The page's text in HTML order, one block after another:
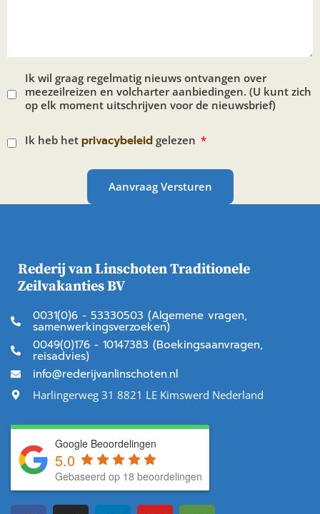
Ik wil graag regelmatig nieuws ontvangen over
meezeilreizen en volcharter aanbiedingen. (U kunt zich
op elk moment uitschrijven voor de nieuwsbrief)
Ik heb het privacybeleid gelezen
Aanvraag Versturen
Rederij van Linschoten Traditionele
Zeilvakanties BV
0031(0)6 - 53330503 (Algemene vragen,
samenwerkingsverzoeken)
0049(0)176 - 10147383 (Boekingsaanvragen,
reisadvies)
info@rederijvanlinschoten.nl
Harlingerweg 31 8821 LE Kimswerd Nederland
Google Beoordelingen
5.0
Gebaseerd op 18 beoordelingen